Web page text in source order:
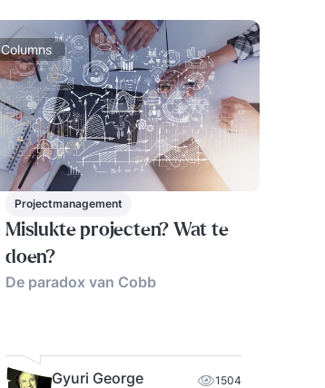
Columns
Projectmanagement
Mislukte projecten? Wat te
doen?
De paradox van Cobb
Gyuri George
1504